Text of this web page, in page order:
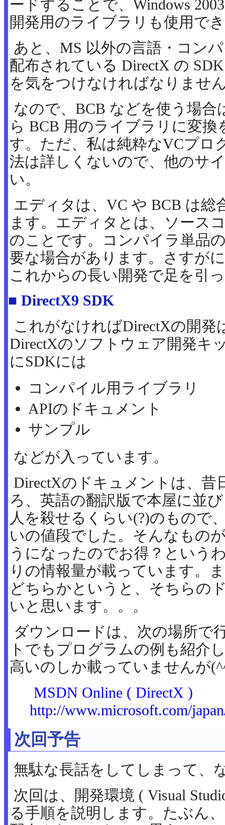
ードすることで、Windows
開発用のライブラリも使用で
あと、MS 以外の言語・コン
配布されている DirectX の
を気をつけなければなりませ
なので、BCB などを使う場合
ら BCB 用のライブラリに変
す。ただ、私は純粋なVCプロ
法は詳しくないので、他のサ
い。
エディタは、VC や BCB は総
ます。エディタとは、ソース
のことです。コンパイラ単品
要な場合があります。さすが
これからの長い開発で足を引
■ DirectX9 SDK
これがなければDirectXの開発
DirectXのソフトウェア開発キ
にSDKには
コンパイル用ライブラリ
APIのドキュメント
サンプル
などが入っています。
DirectXのドキュメントは、昔
ろ、英語の翻訳版で本屋に並
人を殺せるくらい(?)のもので
いの値段でした。そんなもの
うになったのでお得？という
りの情報量が載っています。
どちらかというと、そちらの
いと思います。。。
ダウンロードは、次の場所で
トでもプログラムの例も紹介
高いのしか載っていませんが
MSDN Online ( DirectX )
http://www.microsoft.com/
次回予告
無駄な長話をしてしまって、
次回は、開発環境 ( Visual
る手順を説明します。たぶん